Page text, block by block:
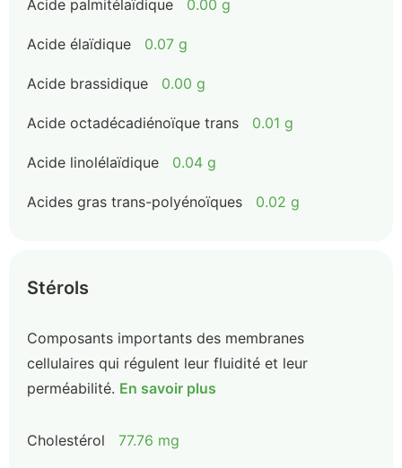
Acide palmitélaïdique 0.00 g
Acide élaïdique 0.07 g
Acide brassidique 0.00 g
Acide octadécadiénoïque trans 0.01 g
Acide linolélaïdique 0.04 g
Acides gras trans-polyénoïques 0.02 g
Stérols
Composants importants des membranes
cellulaires qui régulent leur fluidité et leur
perméabilité. En savoir plus
Cholestérol 77.76 mg